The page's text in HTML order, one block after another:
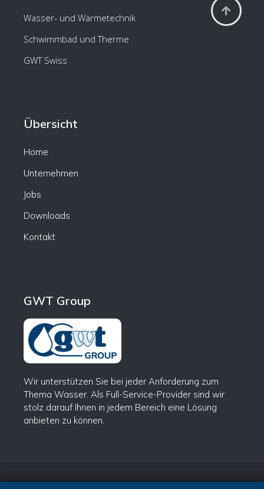
Wasser- und Wärmetechnik
Schwimmbad und Therme
GWT Swiss
Übersicht
Home
Unternehmen
Jobs
Downloads
Kontakt
GWT Group
Wir unterstützen Sie bei jeder Anforderung zum
Thema Wasser. Als Full-Service-Provider sind wir
stolz darauf Ihnen in jedem Bereich eine Lösung
anbieten zu können.